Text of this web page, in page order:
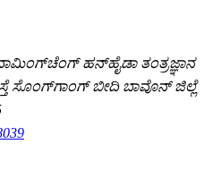
ಹನ್‌ಹೈಡಾ ತಂತ್ರಜ್ಞಾನ
ಸೊಂಗ್‌ಗಾಂಗ್ ಬೀದಿ ಬಾವೊನ್ ಜಿಲ್ಲೆ